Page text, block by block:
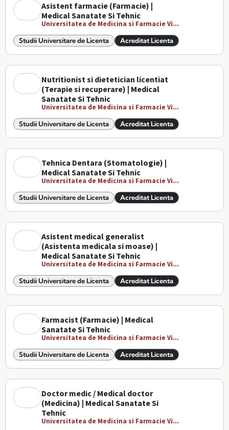
Asistent farmacie (Farmacie) |
Medical Sanatate Si Tehnic
Universitatea de Medicina si Farmacie Vi...
Studii Universitare de Licenta Acreditat Licenta
Nutritionist si dietetician licentiat
(Terapie si recuperare) | Medical
Sanatate Si Tehnic
Universitatea de Medicina si Farmacie Vi...
Studii Universitare de Licenta Acreditat Licenta
Tehnica Dentara (Stomatologie) |
Medical Sanatate Si Tehnic
Universitatea de Medicina si Farmacie Vi...
Studii Universitare de Licenta Acreditat Licenta
Asistent medical generalist
(Asistenta medicala si moase) |
Medical Sanatate Si Tehnic
Universitatea de Medicina si Farmacie Vi...
Studii Universitare de Licenta Acreditat Licenta
Farmacist (Farmacie) | Medical
Sanatate Si Tehnic
Universitatea de Medicina si Farmacie Vi...
Studii Universitare de Licenta Acreditat Licenta
Doctor medic / Medical doctor
(Medicina) | Medical Sanatate Si
Tehnic
Universitatea de Medicina si Farmacie Vi...